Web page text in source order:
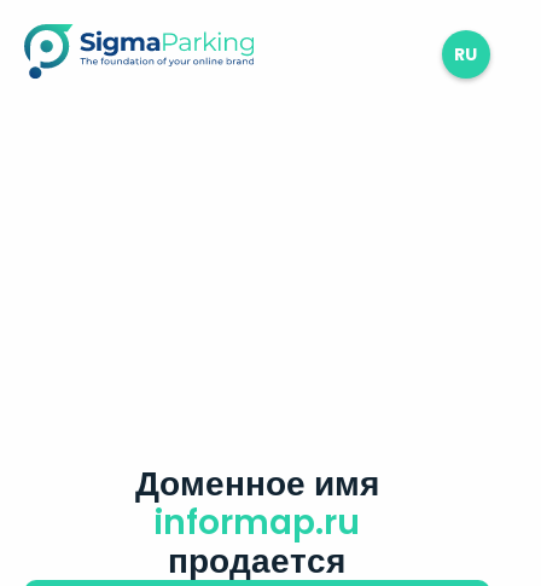
RU
Доменное имя
informap.ru
продается